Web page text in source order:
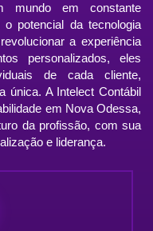
mundo em constante
potencial da tecnologia
a experiência
personalizados, eles
de cada cliente,
única. A Intelect Contábil
em Nova Odessa,
da profissão, com sua
e liderança.